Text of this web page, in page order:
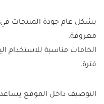
بشكل عام جودة المنتجات
معروفة.
الخامات مناسبة للاستخدام
فترة.
التوصيف داخل الموقع